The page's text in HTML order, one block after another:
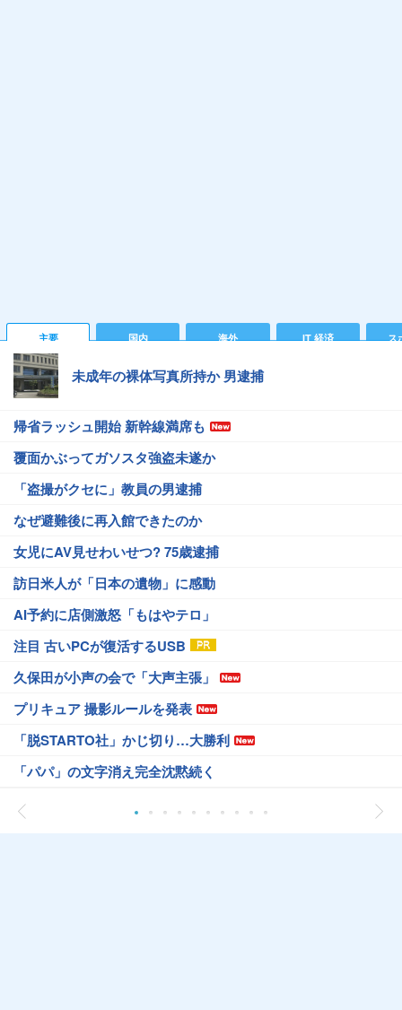
主要 国内 海外 IT 経済 ス
未成年の裸体写真所持か 男逮捕
帰省ラッシュ開始 新幹線満席も
覆面かぶってガソスタ強盗未遂か
「盗撮がクセに」教員の男逮捕
なぜ避難後に再入館できたのか
女児にAV見せわいせつ? 75歳逮捕
訪日米人が「日本の遺物」に感動
AI予約に店側激怒「もはやテロ」
注目 古いPCが復活するUSB
久保田が小声の会で「大声主張」
プリキュア 撮影ルールを発表
「脱STARTO社」かじ切り…大勝利
「パパ」の文字消え完全沈黙続く